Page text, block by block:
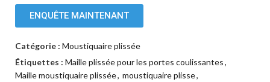
ENQUÊTE MAINTENANT
Catégorie : Moustiquaire plissée
Étiquettes : Maille plissée pour les portes coulissantes,
Maille moustiquaire plissée, moustiquaire plisse,